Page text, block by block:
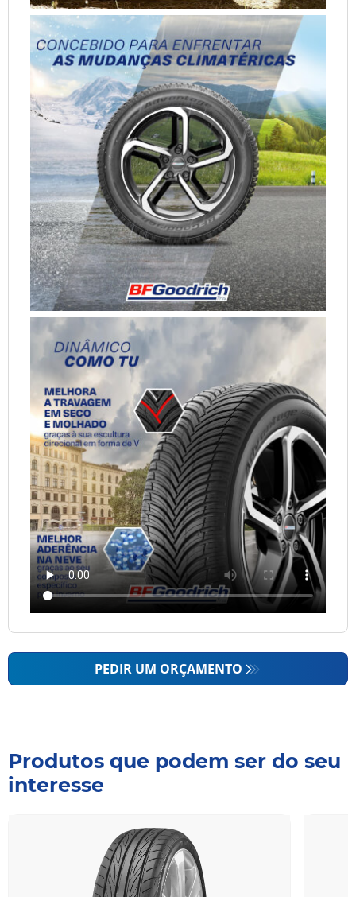
PEDIR UM ORÇAMENTO
Produtos que podem ser do seu
interesse